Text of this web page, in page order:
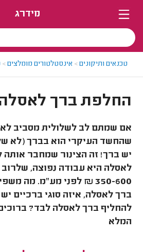
מידרג
טכנאים ותיקונים> אינסטלטורים מומלצים>
החלפת ברך
אם שמתם לב לשלולית מסביב
שהחשד העיקרי הוא בברך (לא
יש ברך! זה הצינור שמחבר אותה
לאסלה היא עבודה נפוצה,
350-600 ₪ לפני מע"מ. מה
ברך לאסלה, איזה סוגי ברכיים
להחליף ברך לאסלה לבד?
המלא